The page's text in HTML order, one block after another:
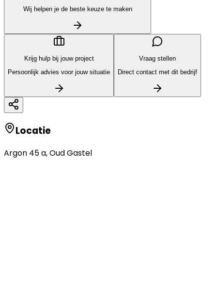
Wij helpen je de beste keuze te maken
Krijg hulp bij jouw project
Persoonlijk advies voor jouw situatie
Vraag stellen
Direct contact met dit bedrijf
Locatie
Argon 45 a,Oud Gastel